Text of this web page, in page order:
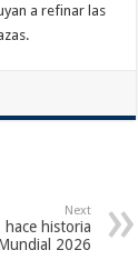
a refinar las
Next
historia
2026